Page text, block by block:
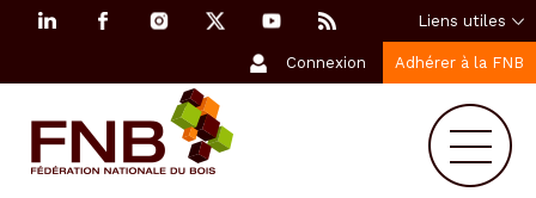
Liens utiles
Connexion Adhérer à la FNB